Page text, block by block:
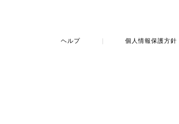
ヘルプ 個人情報保護方針